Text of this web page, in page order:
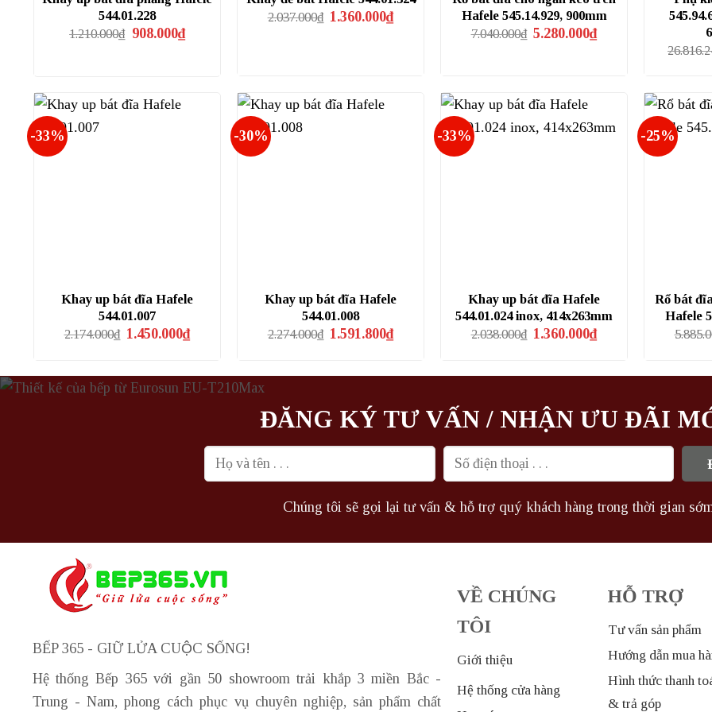
544.01.228
1.210.000₫ Giá
908.000₫Giá
hiện
2.037.000₫ Giá
1.360.000₫Giá
hiện
Hafele 545.14.929, 900mm
7.040.000₫ Giá
5.280.000₫Giá
hiện
-33%
Khay up bát đĩa Hafele
544.01.007
2.174.000₫ Giá
1.450.000₫Giá
hiện
1.450.000₫.
-30%
Khay up bát đĩa Hafele
544.01.008
2.274.000₫ Giá
1.591.800₫Giá
hiện
-33%
Khay up bát đĩa Hafele
544.01.024 inox, 414x263mm
2.038.000₫ Giá
1.360.000₫Giá
hiện
-25%
Rổ bát
Hafele
ĐĂNG KÝ TƯ VẤN / NHẬN ƯU ĐÃI
Chúng tôi sẽ gọi lại tư vấn & hỗ trợ quý khách hàng trong thời gian
BẾP 365 - GIỮ LỬA CUỘC SỐNG!
Hệ thống Bếp 365 với gần 50 showroom trải khắp 3 miền Bắc -
Trung - Nam, phong cách phục vụ chuyên nghiệp, sản phẩm chất
VỀ CHÚNG
TÔI
Giới thiệu
Hệ thống cửa hàng
HỖ TRỢ
Tư vấn sản phẩm
Hướng dẫn mua
Hình thức thanh
& trả góp